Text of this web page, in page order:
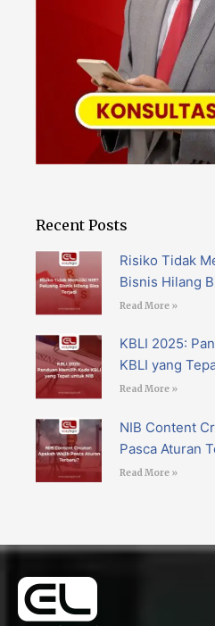
Recent Posts
Risiko Tidak
Bisnis Hilang
Read More »
KBLI 2025:
KBLI yang
Read More »
NIB Content
Pasca Aturan
Read More »